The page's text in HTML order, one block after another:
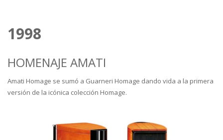
1998
HOMENAJE AMATI
Amati Homage se sumó a Guarneri Homage dando vida a la primera
versión de la icónica colección Homage.